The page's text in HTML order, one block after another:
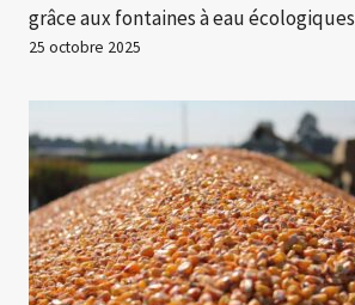
grâce aux fontaines à eau écologiques
25 octobre 2025